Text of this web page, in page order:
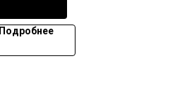
Подробнее